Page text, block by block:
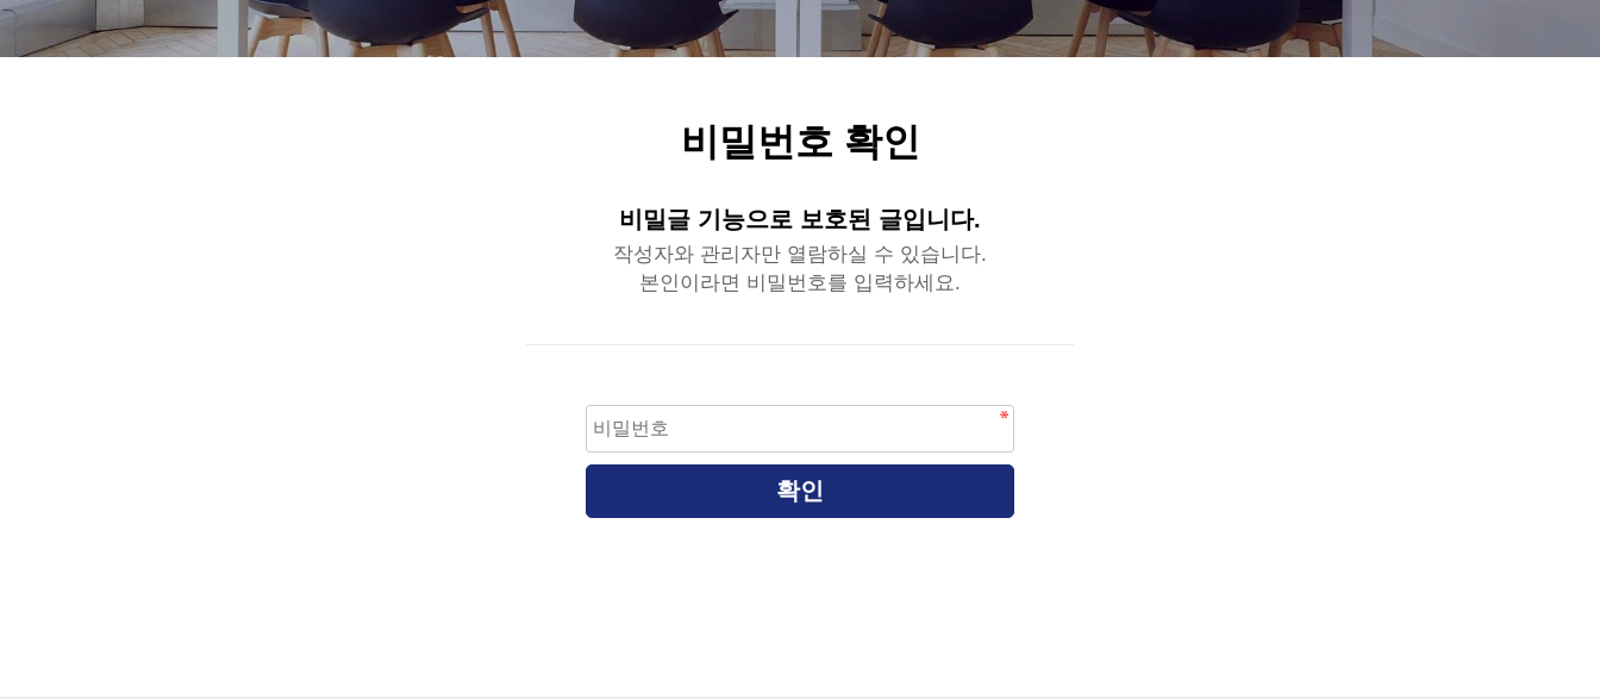
비밀번호 확인
비밀글 기능으로 보호된 글입니다.
작성자와 관리자만 열람하실 수 있습니다.
본인이라면 비밀번호를 입력하세요.